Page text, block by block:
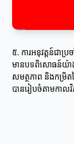
៥. ការអនុវត្តន៍ជាប្
មានបទពិសោធន៍យ៉ាង
សមត្ថភាព និងកម្រិត
បានរៀបចំតាមកាលវិ